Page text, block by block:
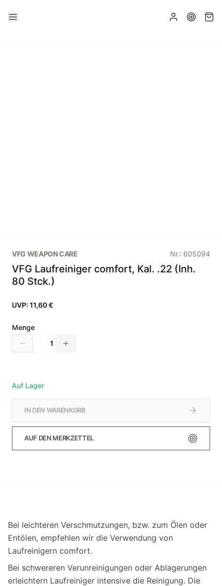
VFG WEAPON CARE Nr.: 605094
VFG Laufreiniger comfort, Kal. .22 (Inh.
80 Stck.)
UVP: 11,60 €
Menge
Auf Lager
IN DEN WARENKORB
AUF DEN MERKZETTEL
Bei leichteren Verschmutzungen, bzw. zum Ölen oder
Entölen, empfehlen wir die Verwendung von
Laufreinigern comfort.
Bei schwereren Verunreinigungen oder Ablagerungen
erleichtern Laufreiniger intensive die Reinigung. Die